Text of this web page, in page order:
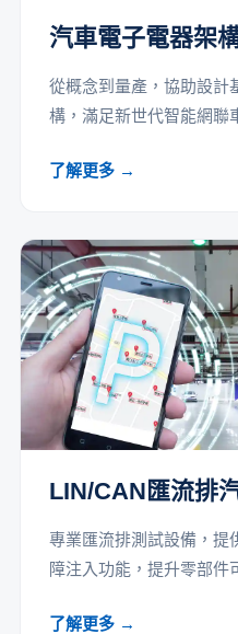
汽車電子電器架
從概念到量產，協助設計
構，滿足新世代智能網聯
了解更多 →
LIN/CAN匯流排
專業匯流排測試設備，提
障注入功能，提升零部件
了解更多 →